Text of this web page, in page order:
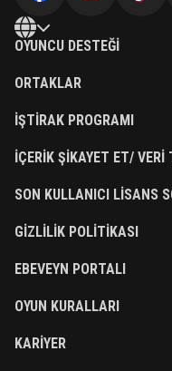
OYUNCU DESTEĞI
ORTAKLAR
İŞTIRAK PROGRAMI
İÇERIK ŞIKAYET ET/ VERI
SON KULLANICI LISANS
GIZLILIK POLITIKASI
EBEVEYN PORTALI
OYUN KURALLARI
KARIYER